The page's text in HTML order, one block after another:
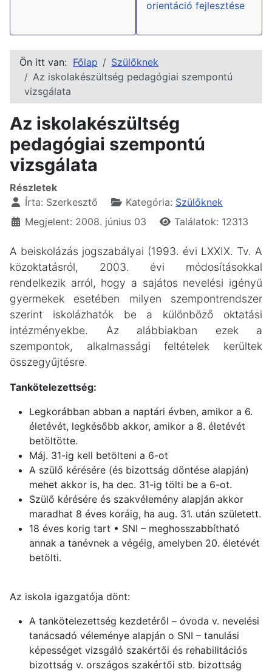
orientáció fejlesztése
Ön itt van: Főlap
Szülőknek
Az iskolakészültség pedagógiai szempontú
vizsgálata
Az iskolakészültség
pedagógiai szempontú
vizsgálata
Részletek
Írta: Szerkesztő Kategória: Szülőknek
Megjelent: 2008. június 03
Találatok: 12313
A beiskolázás jogszabályai (1993. évi LXXIX. Tv. A
közoktatásról, 2003. évi módosításokkal
rendelkezik arról, hogy a sajátos nevelési igényű
gyermekek esetében milyen szempontrendszer
szerint iskolázhatók be a különböző oktatási
intézményekbe. Az alábbiakban ezek a
szempontok, alkalmassági feltételek kerültek
összegyűjtésre.
Tankötelezettség:
Legkorábban abban a naptári évben, amikor a 6.
életévét, legkésőbb akkor, amikor a 8. életévét
betöltötte.
Máj. 31-ig kell betölteni a 6-ot
A szülő kérésére (és bizottság döntése alapján)
mehet akkor is, ha dec. 31-ig tölti be a 6-ot.
Szülő kérésére és szakvélemény alapján akkor
maradhat 8 éves koráig, ha aug. 31. után született.
18 éves korig tart • SNI – meghosszabbítható
annak a tanévnek a végéig, amelyben 20. életévét
betölti.
Az iskola igazgatója dönt:
A tankötelezettség kezdetéről – óvoda v. nevelési
tanácsadó véleménye alapján o SNI – tanulási
képességet vizsgáló szakértői és rehabilitációs
bizottság v. országos szakértői stb. bizottság